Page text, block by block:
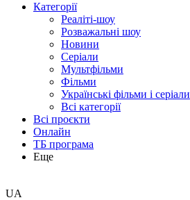
Категорії
Реаліті-шоу
Розважальні шоу
Новини
Серіали
Мультфільми
Фільми
Українські фільми і серіали
Всі категорії
Всі проєкти
Онлайн
ТБ програма
Еще
UA